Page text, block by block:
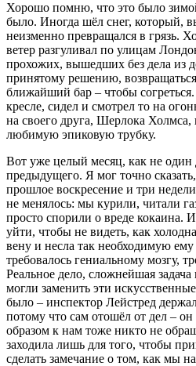
Хорошо помню, что это было
было. Иногда шёл снег, который,
неизменно превращался в грязь.
ветер разгуливал по улицам
прохожих, вышедших без дела из
принятому решению,
ближайший бар – чтобы
кресле, сидел и смотрел то на
на своего друга, Шерлока
любимую эпиковую трубку.
Вот уже целый месяц, как не один
предыдущего. Я мог точно
прошлое воскресение и три
не менялось: мы курили, читали
просто спорили о вреде кокаина.
уйти, чтобы не видеть, как
вену и несла так необходимую
требовалось гениальному мозгу,
Реальное дело, сложнейшая
могли заменить эти
было – инспектор Лейстред
потому что сам отошёл от дел –
образом к нам тоже никто не
заходила лишь для того, чтобы
сделать замечание о том, как мы